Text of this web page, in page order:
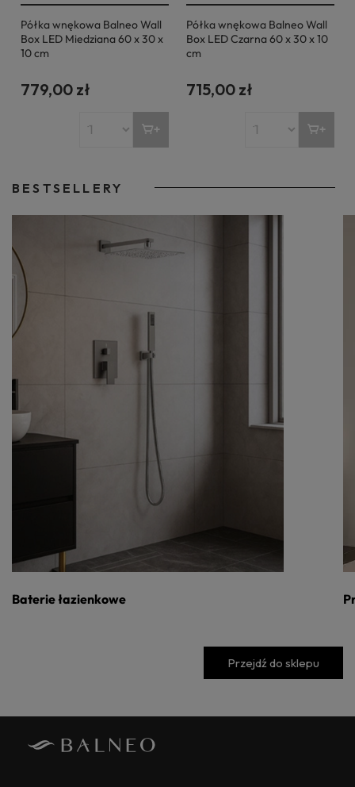
Półka wnękowa Balneo Wall
Box LED Miedziana 60 x 30 x
10 cm
779,00 zł
Półka wnękowa Balneo Wall
Box LED Czarna 60 x 30 x 10
cm
715,00 zł
BESTSELLERY
Baterie łazienkowe
Przejdź do sklepu